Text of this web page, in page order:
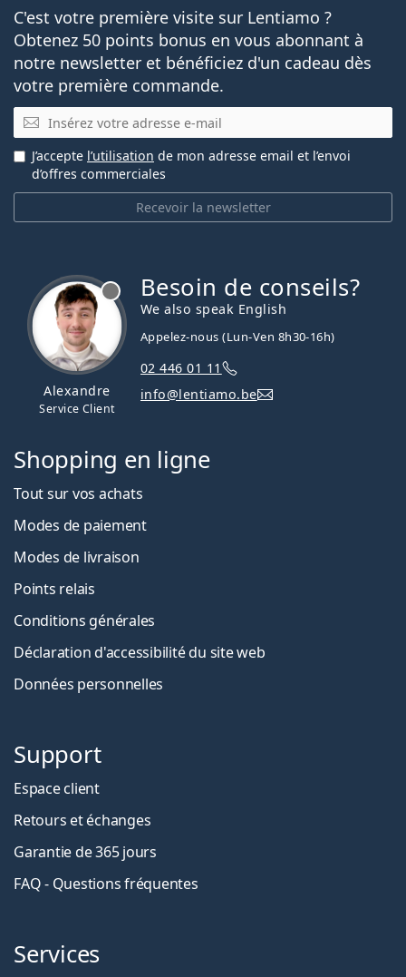
C'est votre première visite sur Lentiamo ?
Obtenez 50 points bonus en vous abonnant à
notre newsletter et bénéficiez d'un cadeau dès
votre première commande.
E-mail
Recevoir la newsletter
J’accepte l’utilisation de mon adresse email et l’envoi
d’offres commerciales
Alexandre
Service Client
Besoin de conseils?
We also speak English
Appelez-nous (Lun-Ven 8h30-16h)
02 446 01 11
info@lentiamo.be
Shopping en ligne
Tout sur vos achats
Modes de paiement
Modes de livraison
Points relais
Conditions générales
Déclaration d'accessibilité du site web
Données personnelles
Support
Espace client
Retours et échanges
Garantie de 365 jours
FAQ - Questions fréquentes
Services